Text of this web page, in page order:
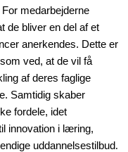
medarbejderne
de bliver en del af et
anerkendes. Dette er
ved, at de vil få
af deres faglige
Samtidig skaber
fordele, idet
innovation i læring,
uddannelsestilbud.